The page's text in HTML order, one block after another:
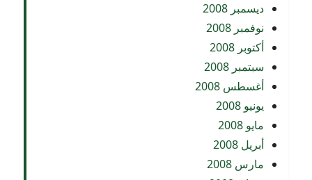
ديسمبر 2008
نوفمبر 2008
أكتوبر 2008
سبتمبر 2008
أغسطس 2008
يونيو 2008
مايو 2008
أبريل 2008
مارس 2008